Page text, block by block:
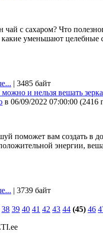
чай с сахаром? Что
уменьшают целебные
| 3485 байт
можно и нельзя вешать
в 06/09/2022 07:00:00 (2416
поможет вам создать в
энергии,
| 3739 байт
38 39 40 41 42 43 44 (45) 46